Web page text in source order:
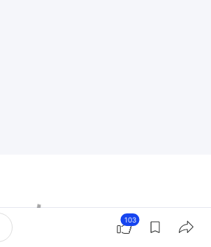
103